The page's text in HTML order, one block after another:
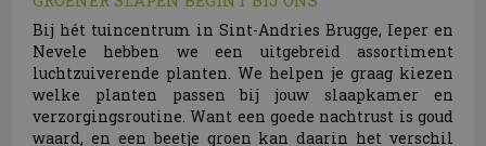
Bij hét tuincentrum in Sint-Andries Brugge, Ieper en
Nevele hebben we een uitgebreid assortiment
luchtzuiverende planten. We helpen je graag kiezen
welke planten passen bij jouw slaapkamer en
verzorgingsroutine. Want een goede nachtrust is goud
waard, en een beetje groen kan daarin het verschil